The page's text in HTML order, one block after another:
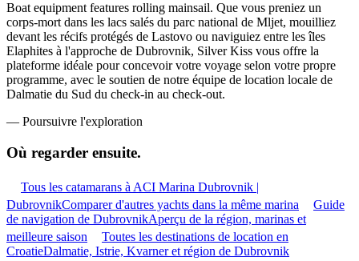
Boat equipment features rolling mainsail. Que vous preniez un
corps-mort dans les lacs salés du parc national de Mljet, mouilliez
devant les récifs protégés de Lastovo ou naviguiez entre les îles
Elaphites à l'approche de Dubrovnik, Silver Kiss vous offre la
plateforme idéale pour concevoir votre voyage selon votre propre
programme, avec le soutien de notre équipe de location locale de
Dalmatie du Sud du check-in au check-out.
— Poursuivre l'exploration
Où regarder ensuite.
Tous les catamarans à ACI Marina Dubrovnik |
DubrovnikComparer d'autres yachts dans la même marina
Guide
de navigation de DubrovnikAperçu de la région, marinas et
meilleure saison
Toutes les destinations de location en
CroatieDalmatie, Istrie, Kvarner et région de Dubrovnik